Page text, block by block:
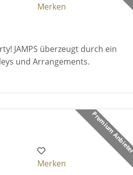
Merken
JAMPS überzeugt durch ein
und Arrangements.
Premium Anbieter
Merken